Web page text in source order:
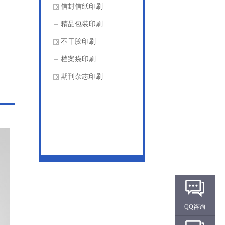
信封信纸印刷
精品包装印刷
不干胶印刷
档案袋印刷
期刊杂志印刷
QQ咨询